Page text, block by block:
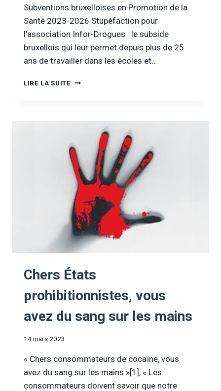
Subventions bruxelloises en Promotion de la
Santé 2023-2026 Stupéfaction pour
l’association Infor-Drogues : le subside
bruxellois qui leur permet depuis plus de 25
ans de travailler dans les écoles et…
LIRE LA SUITENOTRE
DISPARAIT
BRUXELLES
Chers États
prohibitionnistes, vous
avez du sang sur les mains
14 mars 2023
« Chers consommateurs de cocaïne, vous
avez du sang sur les mains »[1], « Les
consommateurs doivent savoir que notre